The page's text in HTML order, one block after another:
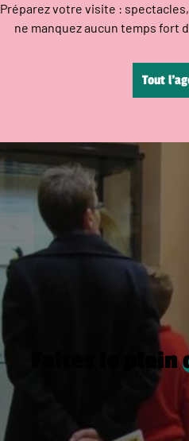
Préparez votre visite :
ne manquez aucun temps fort
Tout
Faites le plein